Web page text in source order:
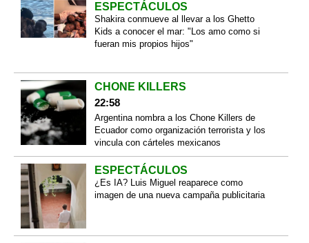
ESPECTÁCULOS
Shakira conmueve al llevar a los Ghetto
Kids a conocer el mar: "Los amo como si
fueran mis propios hijos"
CHONE KILLERS
22:58
Argentina nombra a los Chone Killers de
Ecuador como organización terrorista y los
vincula con cárteles mexicanos
ESPECTÁCULOS
¿Es IA? Luis Miguel reaparece como
imagen de una nueva campaña publicitaria